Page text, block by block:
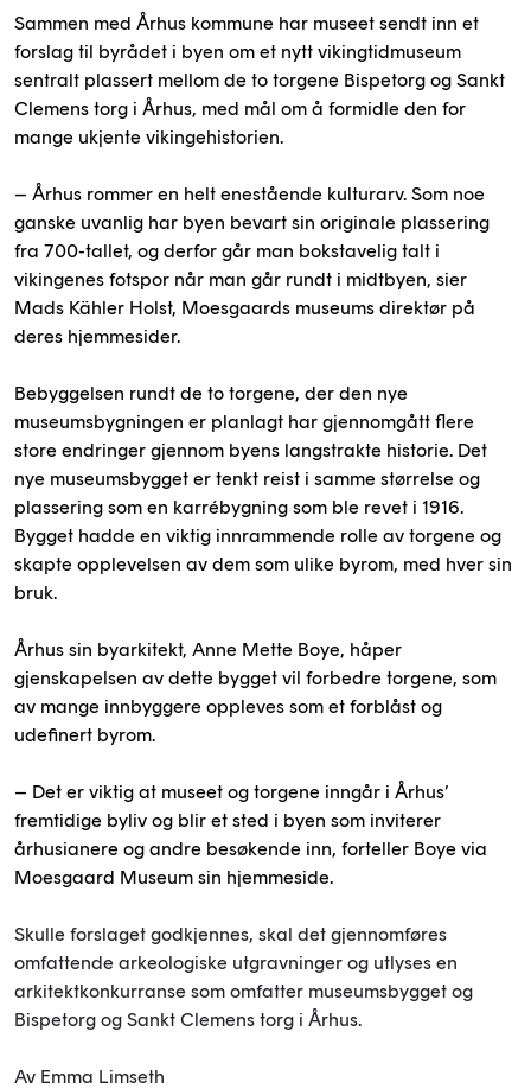
Sammen med Århus kommune har museet sendt inn et
forslag til byrådet i byen om et nytt vikingtidmuseum
sentralt plassert mellom de to torgene Bispetorg og Sankt
Clemens torg i Århus, med mål om å formidle den for
mange ukjente vikingehistorien.
– Århus rommer en helt enestående kulturarv. Som noe
ganske uvanlig har byen bevart sin originale plassering
fra 700-tallet, og derfor går man bokstavelig talt i
vikingenes fotspor når man går rundt i midtbyen, sier
Mads Kähler Holst, Moesgaards museums direktør på
deres hjemmesider.
Bebyggelsen rundt de to torgene, der den nye
museumsbygningen er planlagt har gjennomgått flere
store endringer gjennom byens langstrakte historie. Det
nye museumsbygget er tenkt reist i samme størrelse og
plassering som en karrébygning som ble revet i 1916.
Bygget hadde en viktig innrammende rolle av torgene og
skapte opplevelsen av dem som ulike byrom, med hver sin
bruk.
Århus sin byarkitekt, Anne Mette Boye, håper
gjenskapelsen av dette bygget vil forbedre torgene, som
av mange innbyggere oppleves som et forblåst og
udefinert byrom.
– Det er viktig at museet og torgene inngår i Århus’
fremtidige byliv og blir et sted i byen som inviterer
århusianere og andre besøkende inn, forteller Boye via
Moesgaard Museum sin hjemmeside.
Skulle forslaget godkjennes, skal det gjennomføres
omfattende arkeologiske utgravninger og utlyses en
arkitektkonkurranse som omfatter museumsbygget og
Bispetorg og Sankt Clemens torg i Århus.
Av Emma Limseth